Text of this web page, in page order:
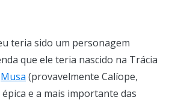
teria sido um personagem
que ele teria nascido na Trácia
Musa (provavelmente Calíope,
e a mais importante das